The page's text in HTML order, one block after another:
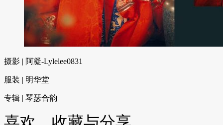
摄影 | 阿凝-Lylelee0831
服装 | 明华堂
专辑 | 琴瑟合韵